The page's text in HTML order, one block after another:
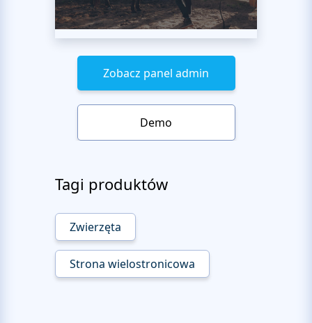
Zobacz panel admin
Demo
Tagi produktów
Zwierzęta
Strona wielostronicowa